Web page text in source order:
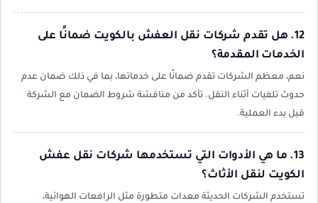
12. هل تقدم شركات نقل العفش بالكويت ضمانًا على
الخدمات المقدمة؟
نعم، معظم الشركات تقدم ضمانًا على خدماتها، بما في ذلك ضمان عدم
حدوث تلفيات أثناء النقل. تأكد من مناقشة شروط الضمان مع الشركة
قبل بدء العملية.
13. ما هي الأدوات التي تستخدمها شركات نقل عفش
الكويت لنقل الأثاث؟
تستخدم الشركات الحديثة معدات متطورة مثل الرافعات الهوائية،